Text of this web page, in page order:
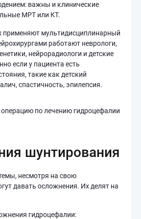
важны и клинические
МРТ или КТ.
применяют мультидисциплинарный
работают неврологи,
нейрорадиологи и детские
если у пациента есть
такие как детский
спастичность, эпилепсия.
шунтирования
несмотря на свою
давать осложнения. Их делят на
гидроцефалии: